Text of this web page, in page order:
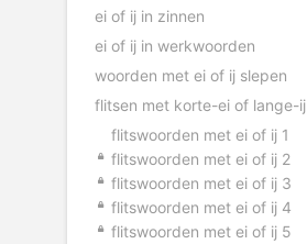
ei of ij in zinnen
ei of ij in werkwoorden
woorden met ei of ij slepen
flitsen met korte-ei of lange-ij
flitswoorden met ei of ij 1
flitswoorden met ei of ij 2
flitswoorden met ei of ij 3
flitswoorden met ei of ij 4
flitswoorden met ei of ij 5